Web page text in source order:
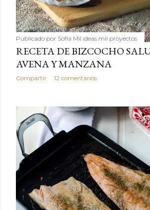
Publicado por Sofía Mil ideas mil proyectos
RECETA DE BIZCOCHO
AVENA Y MANZANA
Compartir 12 comentarios